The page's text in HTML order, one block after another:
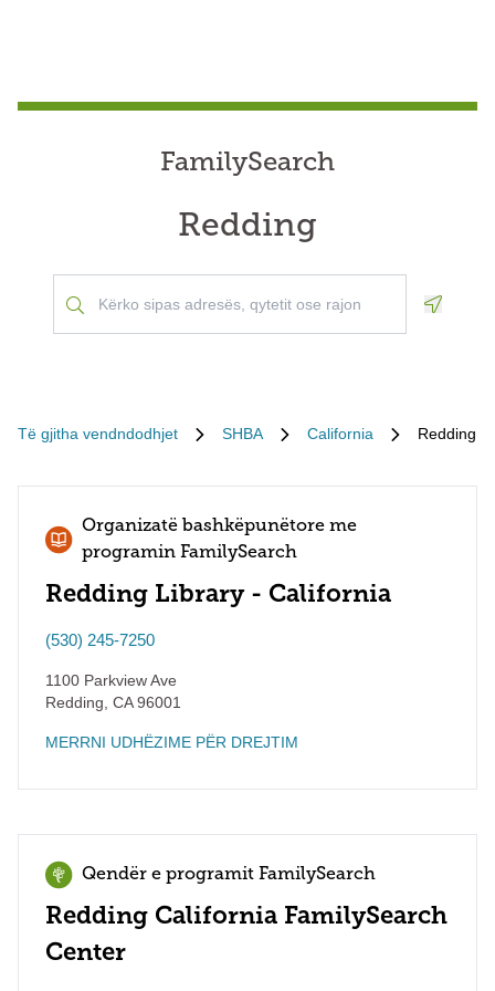
FamilySearch
Redding
Të gjitha vendndodhjet SHBA California Redding
Organizatë bashkëpunëtore me
programin FamilySearch
Redding Library - California
(530) 245-7250
1100 Parkview Ave
Redding CA96001
MERRNI UDHËZIME PËR DREJTIM
Qendër e programit FamilySearch
Redding California FamilySearch
Center